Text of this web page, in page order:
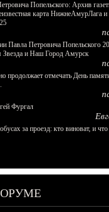
Попельского: Архив
карта НижнеАмурЛага
Павла Петровича Попельского
Звезда и Наш Город Амурск
продолжает отмечать День
Фургал
за проезд: кто виноват, и что